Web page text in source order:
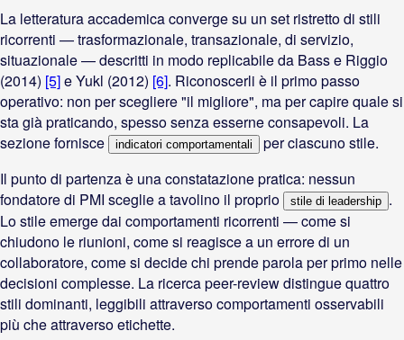
La letteratura accademica converge su un set ristretto di stili
ricorrenti — trasformazionale, transazionale, di servizio,
situazionale — descritti in modo replicabile da Bass e Riggio
(2014) [5]e Yukl (2012) [6]. Riconoscerli è il primo passo
operativo: non per scegliere "il migliore", ma per capire quale si
sta già praticando, spesso senza esserne consapevoli. La
sezione fornisce
indicatori comportamentali
per ciascuno stile.
Il punto di partenza è una constatazione pratica: nessun
fondatore di PMI sceglie a tavolino il proprio
stile di leadership .
Lo stile emerge dai comportamenti ricorrenti — come si
chiudono le riunioni, come si reagisce a un errore di un
collaboratore, come si decide chi prende parola per primo nelle
decisioni complesse. La ricerca peer-review distingue quattro
stili dominanti, leggibili attraverso comportamenti osservabili
più che attraverso etichette.